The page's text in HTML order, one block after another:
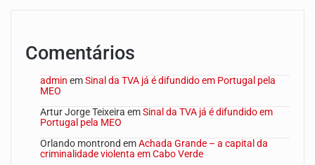
Comentários
admin emSinal da TVA já é difundido em Portugal pela
MEO
Artur Jorge Teixeira emSinal da TVA já é difundido em
Portugal pela MEO
Orlando montrond emAchada Grande – a capital da
criminalidade violenta em Cabo Verde